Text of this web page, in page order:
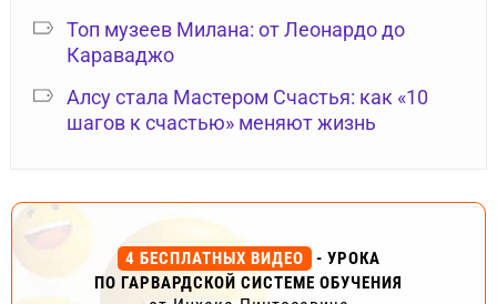
Топ музеев Милана: от Леонардо до
Караваджо
Алсу стала Мастером Счастья: как «10
шагов к счастью» меняют жизнь
4 БЕСПЛАТНЫХ ВИДЕО
- УРОКА
ПО ГАРВАРДСКОЙ СИСТЕМЕ ОБУЧЕНИЯ